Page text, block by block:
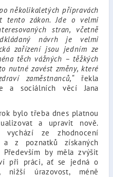
několikaletých přípravách
tento zákon. Jde o velmi
stran, včetně
návrh je velmi
zařízení jsou jedním ze
těch vážných – těžkých
nutné zavést změny, které
zaměstnanců,“řekla
a sociálních věcí Jana
bylo třeba dnes platnou
a upravit nově.
vychází ze zhodnocení
a z poznatků získaných
by měla zvýšit
při práci, ať se jedná o
nižší úrazovost, méně